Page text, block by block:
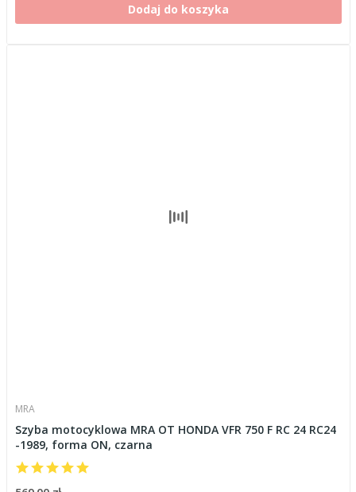
Dodaj do koszyka
MRA
Szyba motocyklowa MRA OT HONDA VFR 750 F RC 24 RC24
-1989, forma ON, czarna